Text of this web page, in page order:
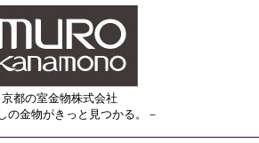
京都の室金物株式会社
の金物がきっと見つかる。－